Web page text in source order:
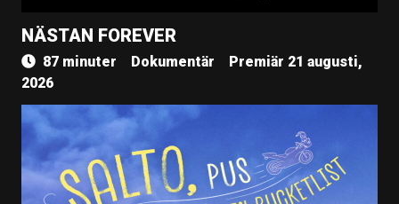
NÄSTAN FOREVER
87 minuter Dokumentär
Premiär 21 augusti,
2026